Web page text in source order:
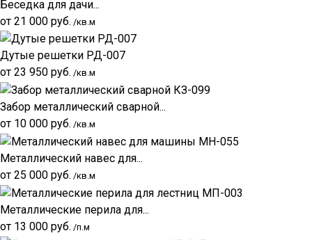
Беседка для дачи...
от 21 000 руб. /кв.м
Дутые решетки РД-007
от 23 950 руб. /кв.м
Забор металлический сварной...
от 10 000 руб. /кв.м
Металлический навес для...
от 25 000 руб. /кв.м
Металлические перила для...
от 13 000 руб. /п.м